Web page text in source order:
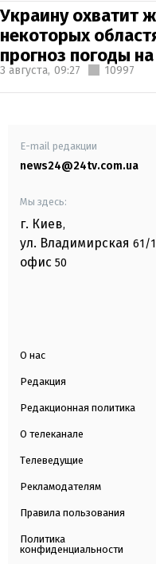
Украину охватит
некоторых
прогноз погоды на
3 августа, 09:27 10997
E-mail редакции
news24@24tv.com.ua
Мы здесь:
г. Киев,
ул. Владимирская 61/
офис 50
О нас
Редакция
Редакционная политика
О телеканале
Телеведущие
Рекламодателям
Правила пользования
Политика
конфиденциальности